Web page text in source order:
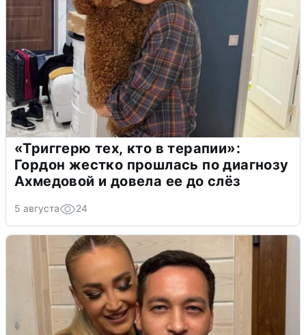
«Триггерю тех, кто в терапии»:
Гордон жестко прошлась по диагнозу
Ахмедовой и довела ее до слёз
5 августа 24